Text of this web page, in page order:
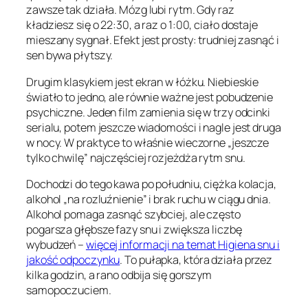
zawsze tak działa. Mózg lubi rytm. Gdy raz
kładziesz się o 22:30, a raz o 1:00, ciało dostaje
mieszany sygnał. Efekt jest prosty: trudniej zasnąć i
sen bywa płytszy.
Drugim klasykiem jest ekran w łóżku. Niebieskie
światło to jedno, ale równie ważne jest pobudzenie
psychiczne. Jeden film zamienia się w trzy odcinki
serialu, potem jeszcze wiadomości i nagle jest druga
w nocy. W praktyce to właśnie wieczorne „jeszcze
tylko chwilę” najczęściej rozjeżdża rytm snu.
Dochodzi do tego kawa po południu, ciężka kolacja,
alkohol „na rozluźnienie” i brak ruchu w ciągu dnia.
Alkohol pomaga zasnąć szybciej, ale często
pogarsza głębsze fazy snu i zwiększa liczbę
wybudzeń –więcej informacji na temat Higiena snu i
jakość odpoczynku. To pułapka, która działa przez
kilka godzin, a rano odbija się gorszym
samopoczuciem.